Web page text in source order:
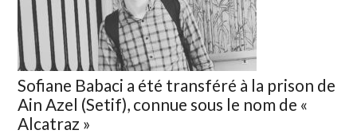
Sofiane Babaci a été transféré à la prison de
Ain Azel (Setif), connue sous le nom de «
Alcatraz »